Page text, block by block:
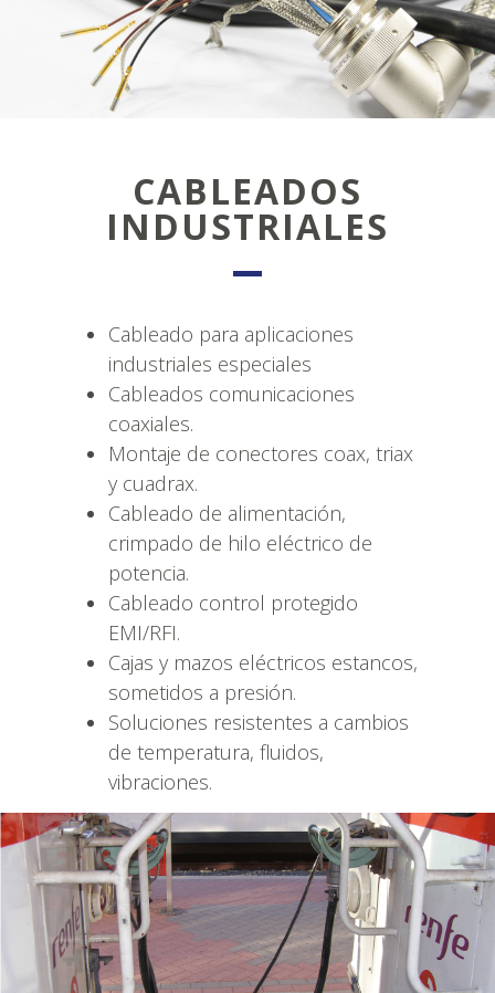
CABLEADOS
INDUSTRIALES
Cableado para aplicaciones
industriales especiales
Cableados comunicaciones
coaxiales.
Montaje de conectores coax, triax
y cuadrax.
Cableado de alimentación,
crimpado de hilo eléctrico de
potencia.
Cableado control protegido
EMI/RFI.
Cajas y mazos eléctricos estancos,
sometidos a presión.
Soluciones resistentes a cambios
de temperatura, fluidos,
vibraciones.